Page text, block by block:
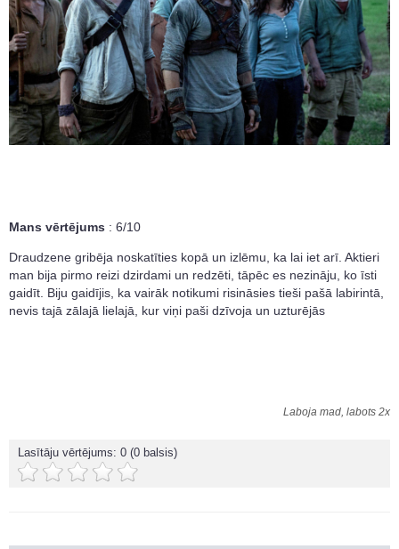
Mans vērtējums : 6/10
Draudzene gribēja noskatīties kopā un izlēmu, ka lai iet arī. Aktieri
man bija pirmo reizi dzirdami un redzēti, tāpēc es nezināju, ko īsti
gaidīt. Biju gaidījis, ka vairāk notikumi risināsies tieši pašā labirintā,
nevis tajā zālajā lielajā, kur viņi paši dzīvoja un uzturējās
Laboja mad, labots 2x
Lasītāju vērtējums: 0 (0 balsis)